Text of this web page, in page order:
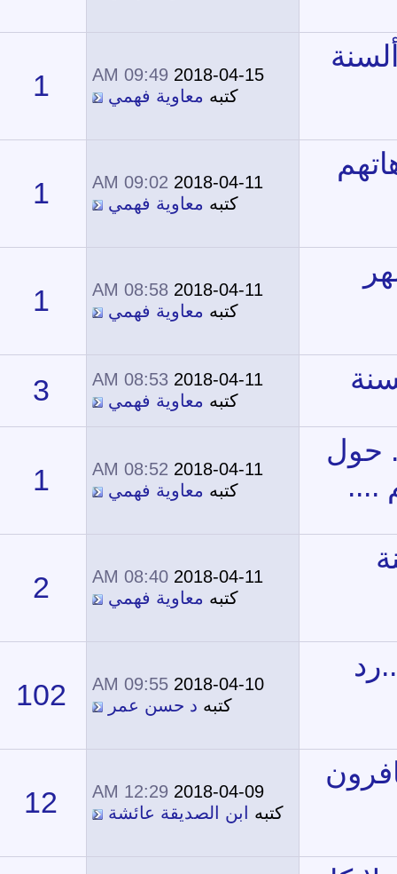
09:49 AM
معاوية فهمي 1
12,331
2018-04-11
09:02 AM
معاوية فهمي 1
11,395
2018-04-11
08:58 AM
معاوية فهمي 1
11,854
2018-04-11
08:53 AM
معاوية فهمي 3
14,401
2018-04-11
08:52 AM
كتبه
معاوية فهمي 1
12,561
08:40 AM
معاوية فهمي 2
12,486
2018-04-10
09:55 AM
د حسن عمر 102
51,467
2018-04-09
12:29 AM
ابن الصديقة عائشة 12
17,712